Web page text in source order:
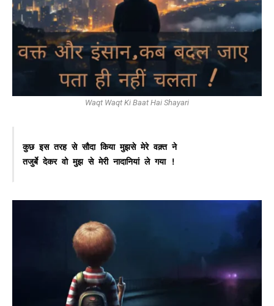
Waqt Waqt Ki Baat Hai Shayari
कुछ इस तरह से सौदा किया मुझसे मेरे वक़्त ने